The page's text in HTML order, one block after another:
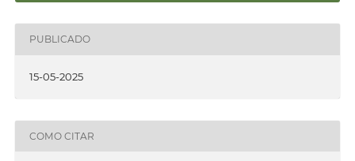
PUBLICADO
15-05-2025
COMO CITAR